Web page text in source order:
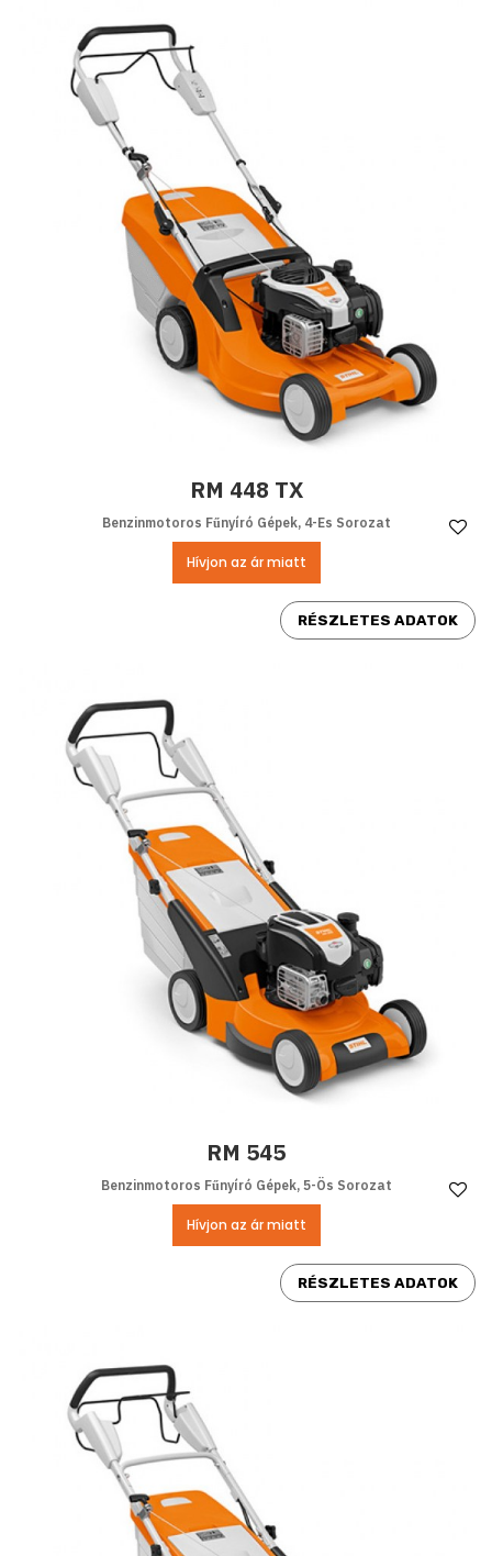
RM 448 TX
Benzinmotoros Fűnyíró Gépek, 4-Es Sorozat
Hívjon az ár miatt
RÉSZLETES ADATOK
RM 545
Benzinmotoros Fűnyíró Gépek, 5-Ös Sorozat
Hívjon az ár miatt
RÉSZLETES ADATOK